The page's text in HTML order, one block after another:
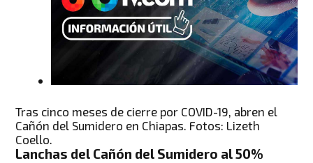
Tras cinco meses de cierre por COVID-19, abren el
Cañón del Sumidero en Chiapas. Fotos: Lizeth
Coello.
Lanchas del Cañón del Sumidero al 50%